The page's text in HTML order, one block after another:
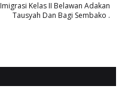
Imigrasi Kelas II Belawan Adakan
Tausyah Dan Bagi Sembako .